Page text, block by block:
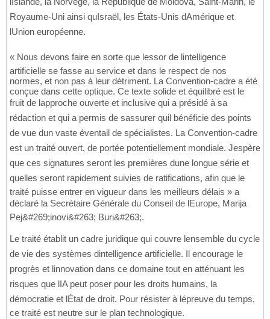
Royaume-Uni ainsi quIsraël, les États-Unis dAmérique et
lUnion européenne.
« Nous devons faire en sorte que lessor de lintelligence
artificielle se fasse au service et dans le respect de nos
normes, et non pas à leur détriment. La Convention-cadre a été
conçue dans cette optique. Ce texte solide et équilibré est le
fruit de lapproche ouverte et inclusive qui a présidé à sa
rédaction et qui a permis de sassurer quil bénéficie des points
de vue dun vaste éventail de spécialistes. La Convention-cadre
est un traité ouvert, de portée potentiellement mondiale. Jespère
que ces signatures seront les premières dune longue série et
quelles seront rapidement suivies de ratifications, afin que le
traité puisse entrer en vigueur dans les meilleurs délais » a
déclaré la Secrétaire Générale du Conseil de lEurope, Marija
Pej&#269;inovi&#263; Buri&#263;.
Le traité établit un cadre juridique qui couvre lensemble du cycle
de vie des systèmes dintelligence artificielle. Il encourage le
progrès et linnovation dans ce domaine tout en atténuant les
risques que lIA peut poser pour les droits humains, la
démocratie et lÉtat de droit. Pour résister à lépreuve du temps,
ce traité est neutre sur le plan technologique.